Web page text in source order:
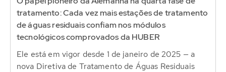
tratamento: Cada vez mais estações de tratamento
de águas residuais confiam nos módulos
tecnológicos comprovados da HUBER
Ele está em vigor desde 1 de janeiro de 2025 — a
nova Diretiva de Tratamento de Águas Residuais